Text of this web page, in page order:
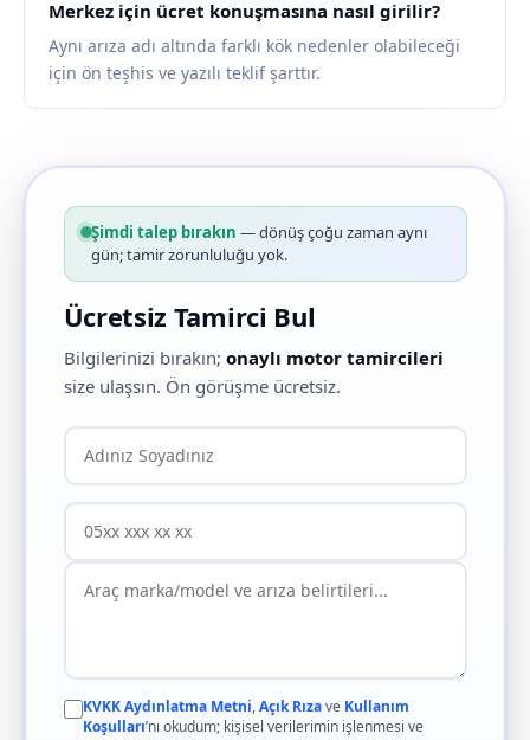
Merkez için ücret konuşmasına nasıl girilir?
Aynı arıza adı altında farklı kök nedenler olabileceği
için ön teşhis ve yazılı teklif şarttır.
Şimdi talep bırakın — dönüş çoğu zaman aynı
gün; tamir zorunluluğu yok.
Ücretsiz Tamirci Bul
Bilgilerinizi bırakın; onaylı motor tamircileri
size ulaşsın. Ön görüşme ücretsiz.
KVKK Aydınlatma Metni,Açık Rızave Kullanım
Koşulları’nı okudum; kişisel verilerimin işlenmesi ve